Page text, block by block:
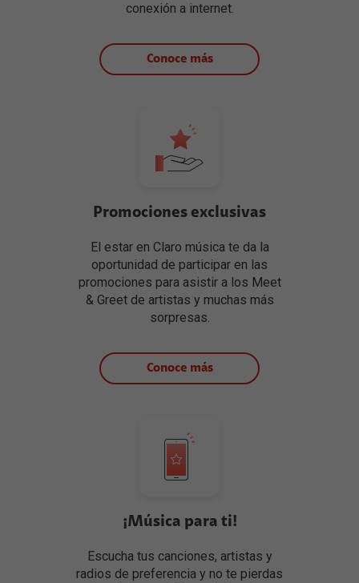
conexión a internet.
Conoce más
Promociones exclusivas
El estar en Claro música te da la
oportunidad de participar en las
promociones para asistir a los Meet
& Greet de artistas y muchas más
sorpresas.
Conoce más
¡Música para ti!
Escucha tus canciones, artistas y
radios de preferencia y no te pierdas